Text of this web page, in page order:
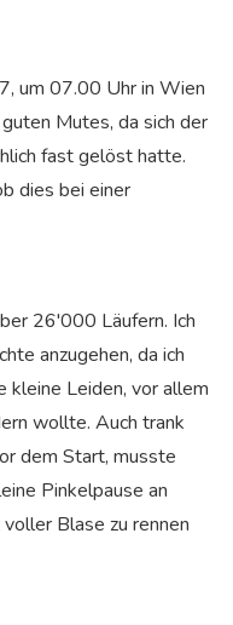
um 07.00 Uhr in Wien
Mutes, da sich der
fast gelöst hatte.
dies bei einer
26'000 Läufern. Ich
anzugehen, da ich
kleine Leiden, vor allem
wollte. Auch trank
dem Start, musste
Pinkelpause an
Blase zu rennen